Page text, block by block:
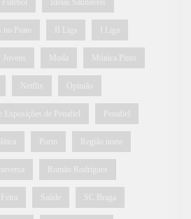
Futebol Ideias Saudáveis
no Prato II Liga I Liga
Jovens Moda Mónica Pinto
Netflix Opinião
Exposições de Penafiel Penafiel
Porto Região norte
Romão Rodrigues
Saúde SC Braga